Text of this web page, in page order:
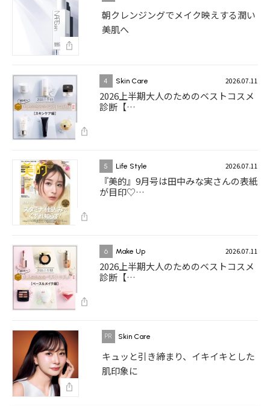
朝クレンジングでメイク映えする潤い
美肌へ
4 Skin Care 2026.07.11
2026上半期大人のためのベストコスメ
診断【…
5 Life Style 2026.07.11
『美的』9月号は田中みな実さんの表紙
が目印♡…
6 Make Up 2026.07.11
2026上半期大人のためのベストコスメ
診断【…
Skin Care
キュッと引き締まり、イキイキとした
肌印象に